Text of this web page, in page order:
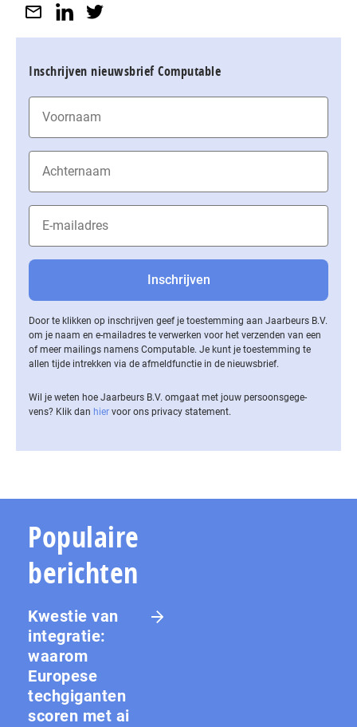
Inschrijven nieuwsbrief Computable
Door te klikken op inschrijven geef je toestemming aan Jaarbeurs B.V.
om je naam en e-mailadres te verwerken voor het verzenden van een
of meer mailings namens Computable. Je kunt je toestemming te
allen tijde intrekken via de af­meld­func­tie in de nieuwsbrief.
Wil je weten hoe Jaarbeurs B.V. omgaat met jouw per­soons­ge­ge­
vens? Klik dan hier voor ons privacy statement.
Populaire
berichten
Kwestie van
integratie:
waarom
Europese
techgiganten
scoren met ai